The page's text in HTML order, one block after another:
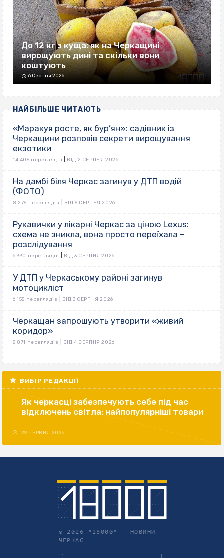
До 12 кг з куща: як на Черкащині
вирощують дині та скільки вони
коштують
6 Серпня 2026
НАЙБІЛЬШЕ ЧИТАЮТЬ
«Маракуя росте, як бур’ян»: садівник із
Черкащини розповів секрети вирощування
екзотики
14 405 переглядів ВІД 2 СЕРПНЯ 2026
На дамбі біля Черкас загинув у ДТП водій
(ФОТО)
8 275 переглядів ВІД 5 СЕРПНЯ 2026
Рукавички у лікарні Черкас за ціною Lexus:
схема не зникла, вона просто переїхала –
розслідування
6 330 переглядів ВІД 3 СЕРПНЯ 2026
У ДТП у Черкаському районі загинув
мотоцикліст
6 155 переглядів ВІД 3 СЕРПНЯ 2026
Черкащан запрошують утворити «живий
коридор»
5 871 переглядів ВІД 4 СЕРПНЯ 2026
ВИБІР РЕДАКЦІЇ
Як черкасці забезпечують себе під час
відключень світла: найпопулярніші товари
29 ЧЕРВНЯ 2026
© 2026 "18000" – НОВИНИ
ЧЕРКАС